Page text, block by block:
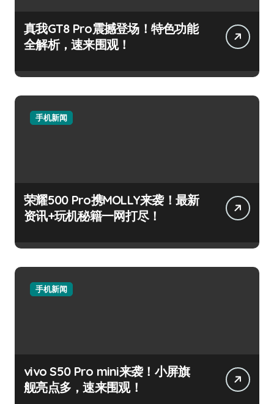
真我GT8 Pro震撼登场！特色功能
全解析，速来围观！
手机新闻
荣耀500 Pro携MOLLY来袭！最新
资讯+玩机秘籍一网打尽！
手机新闻
vivo S50 Pro mini来袭！小屏旗
舰亮点多，速来围观！